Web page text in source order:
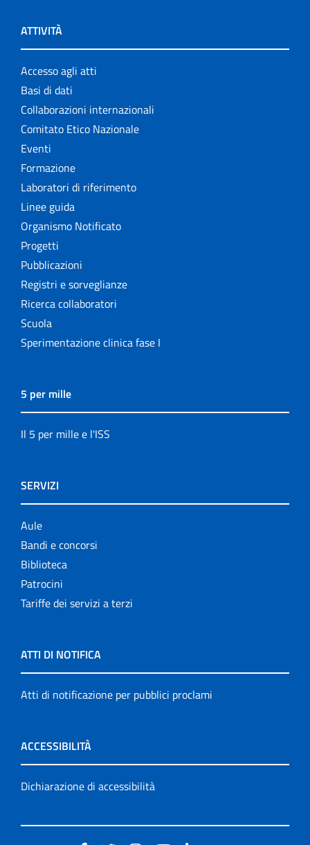
ATTIVITÀ
Accesso agli atti
Basi di dati
Collaborazioni internazionali
Comitato Etico Nazionale
Eventi
Formazione
Laboratori di riferimento
Linee guida
Organismo Notificato
Progetti
Pubblicazioni
Registri e sorveglianze
Ricerca collaboratori
Scuola
Sperimentazione clinica fase I
5 per mille
Il 5 per mille e l'ISS
SERVIZI
Aule
Bandi e concorsi
Biblioteca
Patrocini
Tariffe dei servizi a terzi
ATTI DI NOTIFICA
Atti di notificazione per pubblici proclami
ACCESSIBILITÀ
Dichiarazione di accessibilità